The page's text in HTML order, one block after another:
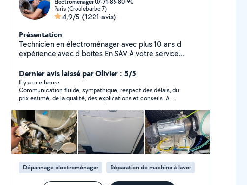
Electromenager 07-71-83-80-90
Paris (Croulebarbe 7)
4,9/5 (1221 avis)
Présentation
Technicien en électroménager avec plus 10 ans d
expérience avec d boites En SAV A votre service
lave vaisselle -four - micro-onde - hotte - plaque de
cuisson (gaz -induction -vitrocéramique) À votre
service Si je ne réponds pas à votre demande privé
n'hésitez pas à me contacter sur mon numéro de
téléphone car demande hors de mon périmètre
d'abonnement Merci
Dernier avis laissé par Olivier : 5/5
Il y a une heure
Communication fluide, sympathique, respect des délais, du
prix estimé, de la qualité, des explications et conseils. A
Dépannage électroménager Réparation de machine à laver